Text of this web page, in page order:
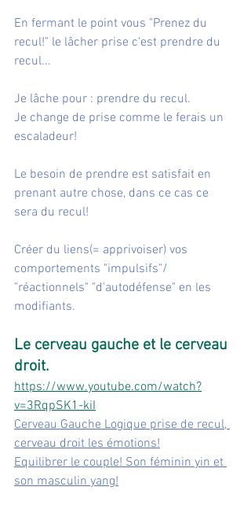
En fermant le point vous "Prenez du
recul!" le lâcher prise c'est prendre du
recul...
Je lâche pour : prendre du recul.
Je change de prise comme le ferais un
escaladeur!
Le besoin de prendre est satisfait en
prenant autre chose, dans ce cas ce
sera du recul!
Créer du liens(= apprivoiser) vos
comportements "impulsifs"/
"réactionnels" "d'autodéfense" en les
modifiants.
Le cerveau gauche et le cerveau
droit.
https://www.youtube.com/watch?
v=3RqpSK1-kiI
Cerveau Gauche Logique prise de recul,
cerveau droit les émotions!
Equilibrer le couple! Son féminin yin et
son masculin yang!